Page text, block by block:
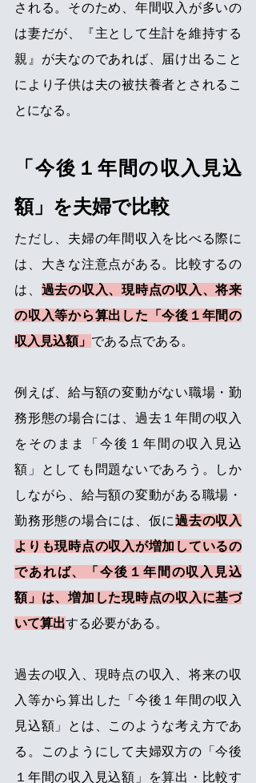
される。そのため、年間収入が多いの
は妻だが、『主として生計を維持する
親』が夫なのであれば、届け出ること
により子供は夫の被扶養者とされるこ
とになる。
「今後１年間の収入見込
額」を夫婦で比較
ただし、夫婦の年間収入を比べる際に
は、大きな注意点がある。比較するの
は、 過去の収入、現時点の収入、将来
の収入等から算出した「今後１年間の
収入見込額」 である点である。
例えば、給与額の変動がない職場・勤
務形態の場合には、過去１年間の収入
をそのまま「今後１年間の収入見込
額」としても問題ないであろう。しか
しながら、給与額の変動がある職場・
勤務形態の場合には、仮に過去の収入
よりも現時点の収入が増加しているの
であれば、「今後１年間の収入見込
額」は、増加した現時点の収入に基づ
いて算出する必要がある。
過去の収入、現時点の収入、将来の収
入等から算出した「今後１年間の収入
見込額」とは、このような考え方であ
る。このようにして夫婦双方の「今後
１年間の収入見込額」を算出・比較す